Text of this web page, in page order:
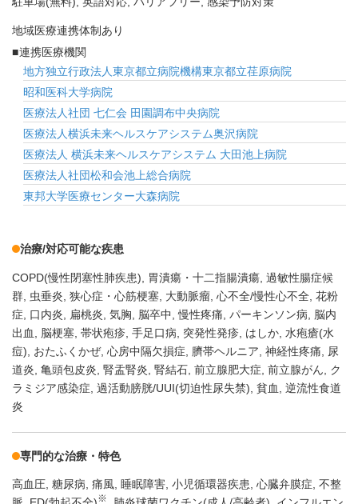
地域医療連携体制あり
連携医療機関
地方独立行政法人東京都立病院機構東京都立荏原病院
昭和医科大学病院
医療法人社団 七仁会 田園調布中央病院
医療法人横浜未来ヘルスケアシステム奥沢病院
医療法人 横浜未来ヘルスケアシステム 大田池上病院
医療法人社団松和会池上総合病院
東邦大学医療センター大森病院
治療/対応可能な疾患
COPD(慢性閉塞性肺疾患) 胃潰瘍・十二指腸潰瘍 過敏性腸症候
群 虫垂炎 狭心症・心筋梗塞 大動脈瘤 心不全/慢性心不全 花粉
症
口内炎 扁桃炎 気胸 脳卒中 慢性疼痛 パーキンソン病
脳内
出血
脳梗塞 帯状疱疹 手足口病 突発性発疹 はしか 水疱瘡(水
痘)
おたふくかぜ 心房中隔欠損症 臍帯ヘルニア 神経性疼痛
尿
道炎 亀頭包皮炎 腎盂腎炎 腎結石 前立腺肥大症 前立腺がん
ク
ラミジア感染症 過活動膀胱/UUI(切迫性尿失禁) 貧血
逆流性食道
炎
専門的な治療・特色
高血圧 糖尿病 痛風 睡眠障害 小児循環器疾患 心臓弁膜症 不整
※